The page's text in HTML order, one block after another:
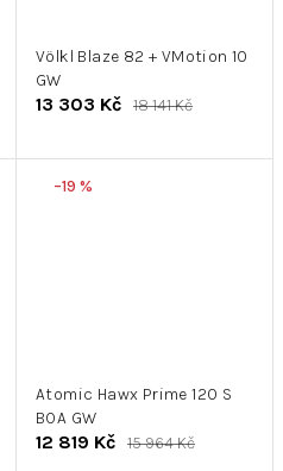
Völkl Blaze 82 + VMotion 10
GW
13 303 Kč 18 141 Kč
–19 %
Atomic Hawx Prime 120 S
BOA GW
12 819 Kč 15 964 Kč